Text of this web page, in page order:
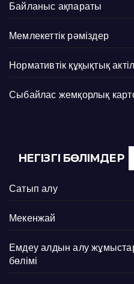
Байланыс ақпараты
Мемлекеттік рәміздер
Нормативтік құқықтық
Сыбайлас жемқорлық
НЕГІЗГІ БӨЛІМДЕР
Сатып алу
Мекенжай
Емдеу алдын алу
бөлімі